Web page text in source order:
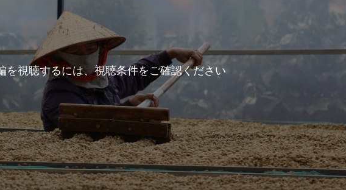
を視聴するには、視聴条件をご確認ください